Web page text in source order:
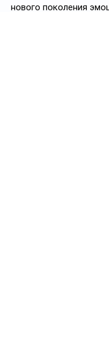
нового поколения